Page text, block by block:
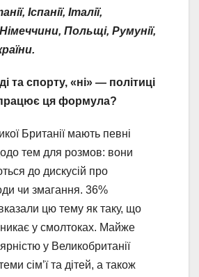
Іспанії, Італії,
Польщі, Румунії,
та спорту, «ні» — політиці
працює ця формула?
Британії мають певні
тем для розмов: вони
до дискусій про
чи змагання. 36%
цю тему як таку, що
у смолтоках. Майже
у Великобританії
сім’ї та дітей, а також